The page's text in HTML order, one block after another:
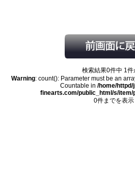
検索結果0件中 1件
Warning: count(): Parameter must be an
Countable in /home/httpd/
finearts.com/public_html/s/item/
0件までを表示